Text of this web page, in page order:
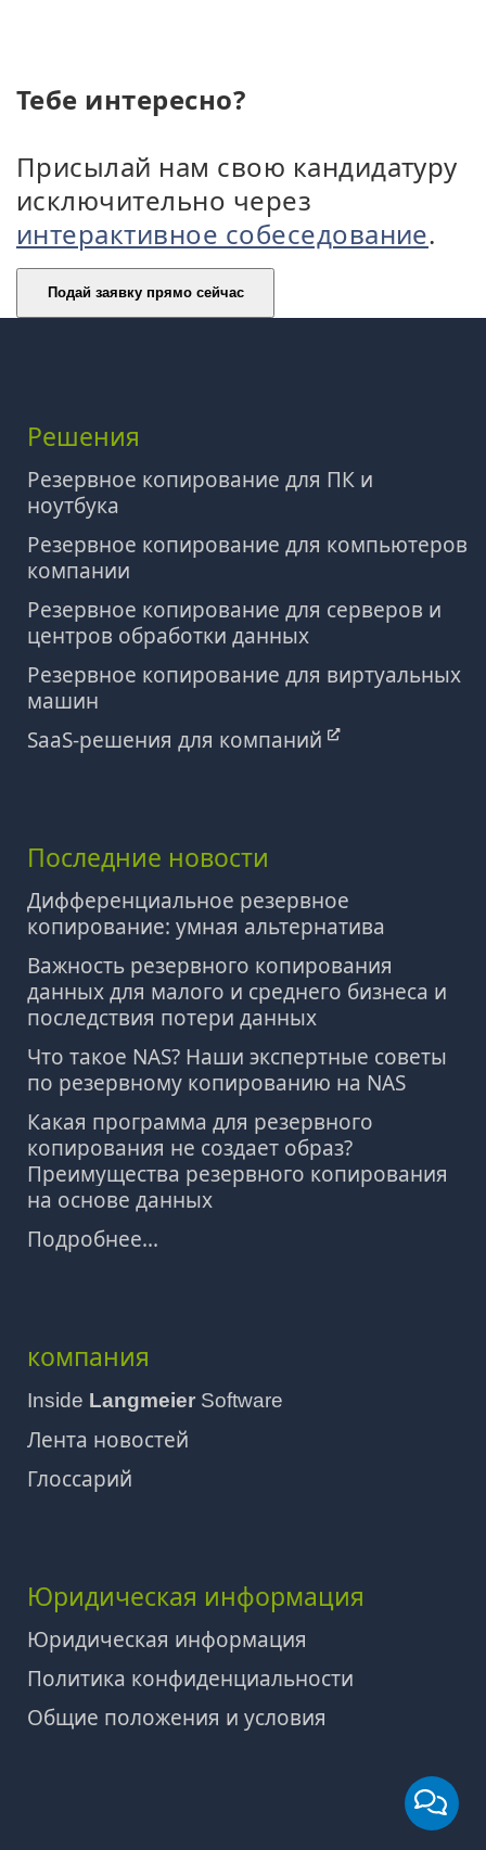
Тебе интересно?
Присылай нам свою кандидатуру
исключительно через
интерактивное собеседование.
Решения
Резервное копирование для ПК и
ноутбука
Резервное копирование для компьютеров
компании
Резервное копирование для серверов и
центров обработки данных
Резервное копирование для виртуальных
машин
SaaS-решения для компаний
Последние новости
Дифференциальное резервное
копирование: умная альтернатива
Важность резервного копирования
данных для малого и среднего бизнеса и
последствия потери данных
Что такое NAS? Наши экспертные советы
по резервному копированию на NAS
Какая программа для резервного
копирования не создает образ?
Преимущества резервного копирования
на основе данных
Подробнее...
компания
Inside Langmeier Software
Лента новостей
Глоссарий
Юридическая информация
Юридическая информация
Политика конфиденциальности
Общие положения и условия